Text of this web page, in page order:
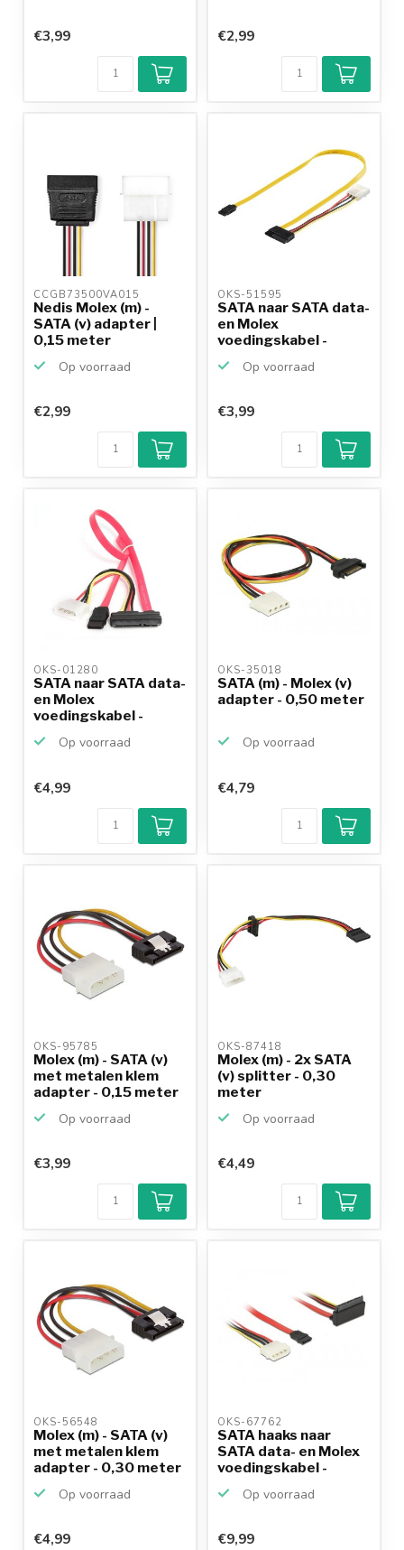
€3,99 €2,99
CCGB73500VA015
Nedis Molex (m) -
SATA (v) adapter |
0,15 meter
Op voorraad
€2,99
OKS-51595
SATA naar SATA data-
en Molex
voedingskabel -
Op voorraad
€3,99
OKS-01280
SATA naar SATA data-
en Molex
voedingskabel -
Op voorraad
€4,99
OKS-35018
SATA (m) - Molex (v)
adapter - 0,50 meter
Op voorraad
€4,79
OKS-95785
Molex (m) - SATA (v)
met metalen klem
adapter - 0,15 meter
Op voorraad
€3,99
OKS-87418
Molex (m) - 2x SATA
(v) splitter - 0,30
meter
Op voorraad
€4,49
OKS-56548
Molex (m) - SATA (v)
met metalen klem
adapter - 0,30 meter
Op voorraad
€4,99
OKS-67762
SATA haaks naar
SATA data- en Molex
voedingskabel -
Op voorraad
€9,99